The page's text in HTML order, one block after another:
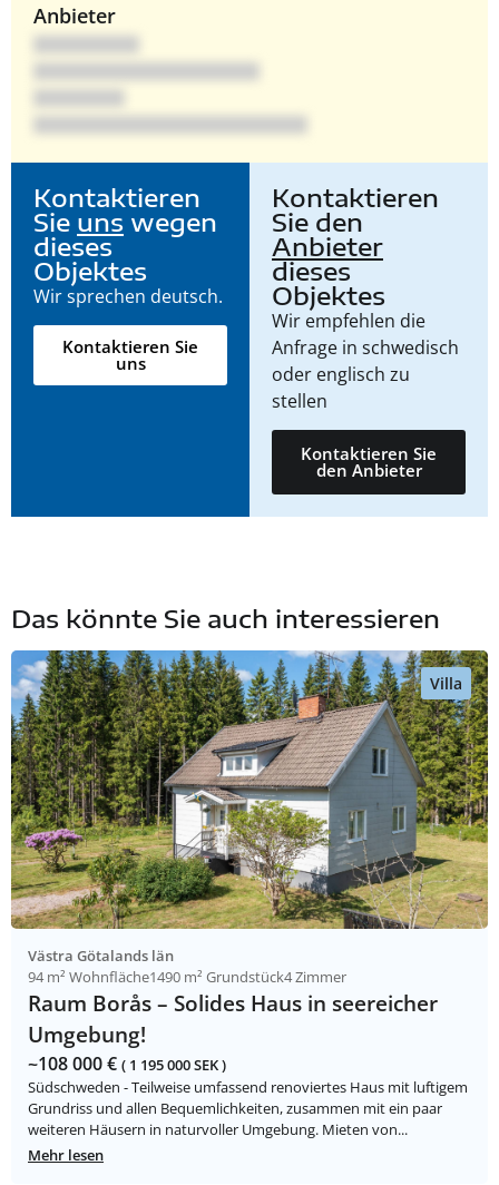
Anbieter
Kontaktieren
Sie uns wegen
dieses
Objektes
Wir sprechen deutsch.
Kontaktieren Sie
uns
Kontaktieren
Sie den
Anbieter
dieses
Objektes
Wir empfehlen die
Anfrage in schwedisch
oder englisch zu
stellen
Kontaktieren Sie
den Anbieter
Das könnte Sie auch interessieren
Villa
Västra Götalands län
94 m² Wohnfläche1490 m² Grundstück4 Zimmer
Raum Borås – Solides Haus in seereicher
Umgebung!
~108 000 € ( 1 195 000 SEK )
Südschweden - Teilweise umfassend renoviertes Haus mit luftigem
Grundriss und allen Bequemlichkeiten, zusammen mit ein paar
weiteren Häusern in naturvoller Umgebung. Mieten von...
Mehr lesen